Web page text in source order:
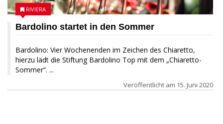
Bardolino startet in den Sommer
Bardolino: Vier Wochenenden im Zeichen des Chiaretto,
hierzu lädt die Stiftung Bardolino Top mit dem „Chiaretto-
Sommer“. ...
RIVIERA
Veröffentlicht am 15. Juni 2020